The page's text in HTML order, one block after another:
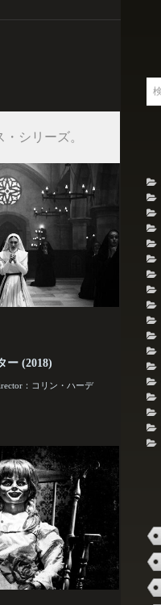
シリーズ。
ー (2018)
：コリン・ハーデ